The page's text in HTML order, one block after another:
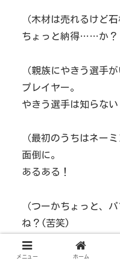
（木材は売れるけど
ちょっと納得……か？
（親族にやきう選手
プレイヤー。
やきう選手は知らない
（最初のうちはネー
面倒に。
あるある！
（つーかちょっと、
ね？(苦笑)
昨今のトレンドやね。
ハリポタもそうだし。
メニュー ホーム